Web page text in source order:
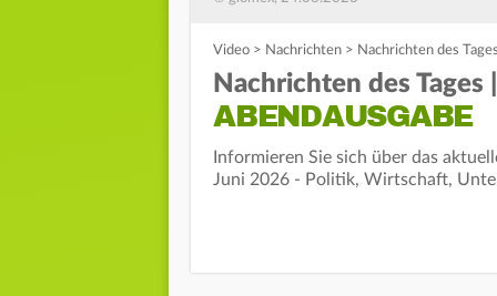
Video > Nachrichten > Nachrichten des
Nachrichten des Tages
ABENDAUSGABE
Informieren Sie sich über das
Juni 2026 - Politik, Wirtschaft,